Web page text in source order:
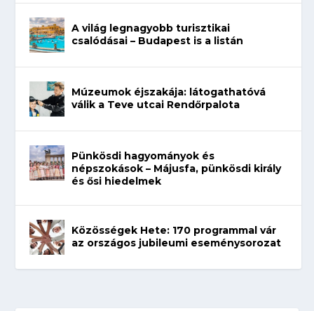
A világ legnagyobb turisztikai
csalódásai – Budapest is a listán
Múzeumok éjszakája: látogathatóvá
válik a Teve utcai Rendőrpalota
Pünkösdi hagyományok és
népszokások – Májusfa, pünkösdi király
és ősi hiedelmek
Közösségek Hete: 170 programmal vár
az országos jubileumi eseménysorozat